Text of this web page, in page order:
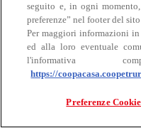
Bovino
seguito e, in ogni
preferenze” nel footer del
Per maggiori informazioni
ed alla loro eventuale
l'informativa
https://
Preferenze Cookie